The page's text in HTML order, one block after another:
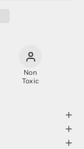
Non
Toxic